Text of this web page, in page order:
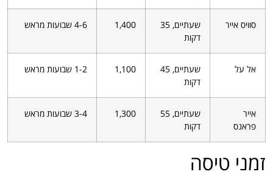
סוויס אייר
שעתיים, 35
דקות
1,400 4-6 שבועות מראש
אל על
שעתיים, 45
דקות
1,100 1-2 שבועות מראש
אייר
פראנס
שעתיים, 55
דקות
1,300 3-4 שבועות מראש
זמני טיסה